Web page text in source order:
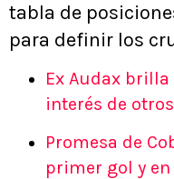
tabla de
para definir los
Ex Audax brilla
interés de
Promesa de
primer gol y